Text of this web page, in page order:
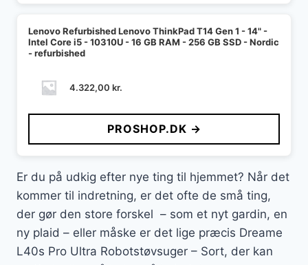
Lenovo Refurbished Lenovo ThinkPad T14 Gen 1 - 14" -
Intel Core i5 - 10310U - 16 GB RAM - 256 GB SSD - Nordic
- refurbished
4.322,00 kr.
PROSHOP.DK →
Er du på udkig efter nye ting til hjemmet? Når det
kommer til indretning, er det ofte de små ting,
der gør den store forskel – som et nyt gardin, en
ny plaid – eller måske er det lige præcis Dreame
L40s Pro Ultra Robotstøvsuger – Sort, der kan